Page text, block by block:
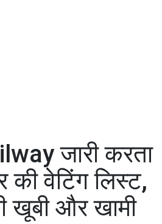
जारी करता
की वेटिंग लिस्ट,
खूबी और खामी